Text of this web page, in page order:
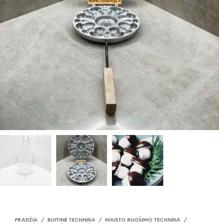
PRADŽIA / BUITINĖ TECHNIKA / MAISTO RUOŠIMO TECHNIKA
/